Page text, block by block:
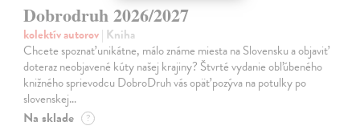
Dobrodruh 2026/2027
kolektív autorov| Kniha
Chcete spoznať unikátne, málo známe miesta na Slovensku a objaviť
doteraz neobjavené kúty našej krajiny? Štvrté vydanie obľúbeného
knižného sprievodcu DobroDruh vás opäť pozýva na potulky po
slovenskej…
Na sklade ?